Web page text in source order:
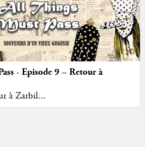
- Episode 9 – Retour à
à Zarbil...